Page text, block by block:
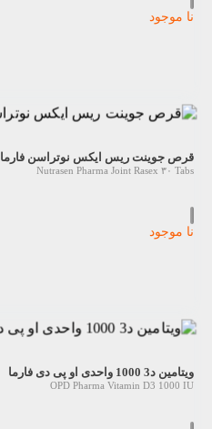
نا موجود
قرص جوینت ریس ایکس نوتراسن فارما ۳۰ عدد
Nutrasen Pharma Joint Rasex ۳۰ Tabs
نا موجود
ویتامین د3 1000 واحدی او پی دی فارما
OPD Pharma Vitamin D3 1000 IU